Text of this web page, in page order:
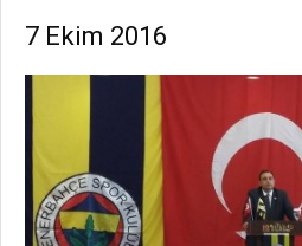
7 Ekim 2016